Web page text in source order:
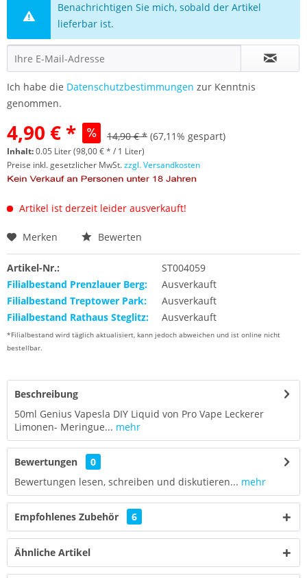
Benachrichtigen Sie mich, sobald der Artikel
lieferbar ist.
Ich habe die Datenschutzbestimmungen zur Kenntnis
genommen.
4,90 € * 14,90 € * (67,11% gespart)
Inhalt:0.05 Liter (98,00 € * / 1 Liter)
Preise inkl. gesetzlicher MwSt.zzgl. Versandkosten
Artikel ist derzeit leider ausverkauft!
Merken Bewerten
Artikel-Nr.:
ST004059
Filialbestand Prenzlauer Berg:
Ausverkauft
Filialbestand Treptower Park:
Ausverkauft
Filialbestand Rathaus Steglitz:
Ausverkauft
*Filialbestand wird täglich aktualisiert, kann jedoch abweichen und ist online nicht
bestellbar.
Beschreibung
50ml Genius Vapesla DIY Liquid von Pro Vape Leckerer
Limonen- Meringue... mehr
Bewertungen
0
Bewertungen lesen, schreiben und diskutieren... mehr
Empfohlenes Zubehör 6
Ähnliche Artikel